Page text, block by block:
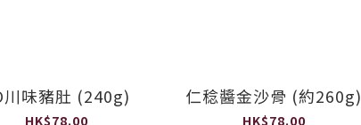
川味豬肚 (240g)
HK$78.00
仁稔醬金沙骨 (約260g)
HK$78.00